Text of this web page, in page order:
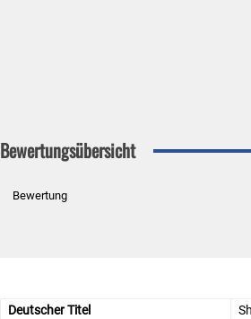
Bewertungsübersicht
Bewertung
Deutscher Titel